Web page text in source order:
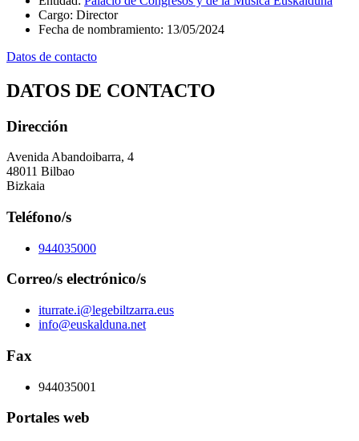
Cargo: Director
Fecha de nombramiento: 13/05/2024
Datos de contacto
DATOS DE CONTACTO
Dirección
Avenida Abandoibarra, 4
48011 Bilbao
Bizkaia
Teléfono/s
944035000
Correo/s electrónico/s
iturrate.i@legebiltzarra.eus
info@euskalduna.net
Fax
944035001
Portales web